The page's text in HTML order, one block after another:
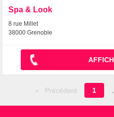
Spa & Look
8 rue Millet
38000 Grenoble
Précédent
Page
en
1